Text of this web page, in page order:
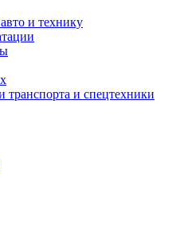
и технику
транспорта и спецтехники